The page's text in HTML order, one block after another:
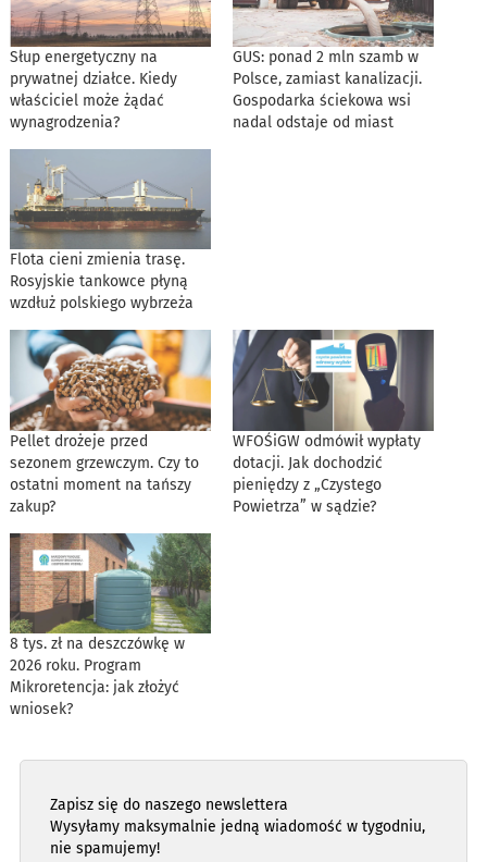
Słup energetyczny na
prywatnej działce. Kiedy
właściciel może żądać
wynagrodzenia?
GUS: ponad 2 mln szamb w
Polsce, zamiast kanalizacji.
Gospodarka ściekowa wsi
nadal odstaje od miast
Flota cieni zmienia trasę.
Rosyjskie tankowce płyną
wzdłuż polskiego wybrzeża
Pellet drożeje przed
sezonem grzewczym. Czy to
ostatni moment na tańszy
zakup?
WFOŚiGW odmówił wypłaty
dotacji. Jak dochodzić
pieniędzy z „Czystego
Powietrza” w sądzie?
8 tys. zł na deszczówkę w
2026 roku. Program
Mikroretencja: jak złożyć
wniosek?
Zapisz się do naszego newslettera
Wysyłamy maksymalnie jedną wiadomość w tygodniu,
nie spamujemy!